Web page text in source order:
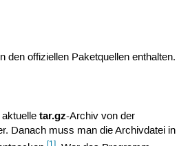
den offiziellen Paketquellen enthalten.
tar.gz-Archiv von der
Danach muss man die Archivdatei in